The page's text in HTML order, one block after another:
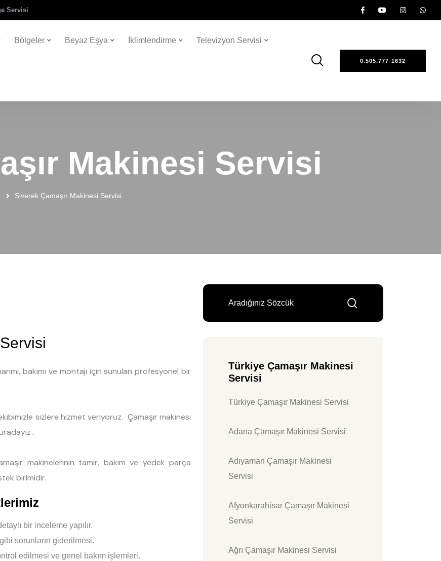
Servisi
Bölgeler Beyaz Eşya İklimlendirme Televizyon Servisi
0.505.777 1632
Makinesi Servisi
Siverek Çamaşır Makinesi Servisi
bakımı ve montajı için sunulan profesyonel bir
sizlere hizmet veriyoruz. Çamaşır makinesi
.
makinelerinin tamir, bakım ve yedek parça
birimidir.
bir inceleme yapılır.
sorunların giderilmesi.
edilmesi ve genel bakım işlemleri.
Türkiye Çamaşır Makinesi
Servisi
Türkiye Çamaşır Makinesi Servisi
Adana Çamaşır Makinesi Servisi
Adıyaman Çamaşır Makinesi
Servisi
Afyonkarahisar Çamaşır Makinesi
Servisi
Ağrı Çamaşır Makinesi Servisi